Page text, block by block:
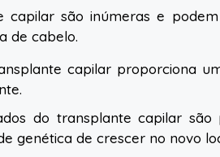
capilar são inúmeras e
de cabelo.
capilar proporciona
do transplante capilar
genética de crescer no novo